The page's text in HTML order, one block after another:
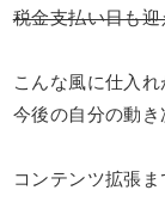
税金支払い日も
こんな風に仕入
今後の自分の動き
コンテンツ拡張